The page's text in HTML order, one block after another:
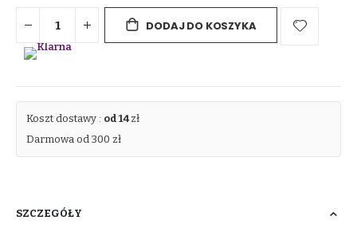
DODAJ DO KOSZYKA
Koszt dostawy : od 14zł
Darmowa od 300 zł
SZCZEGÓŁY